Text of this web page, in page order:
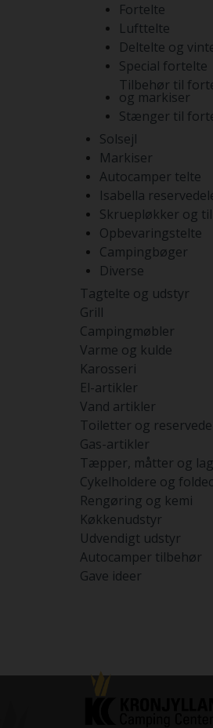
Fortelte
Lufttelte
Deltelte og
Special fortelte
Tilbehør til
og markiser
Stænger til
Solsejl
Markiser
Autocamper telte
Isabella
Skruepløkker og
Opbevaringstelte
Campingbøger
Diverse
Tagtelte og udstyr
Grill
Campingmøbler
Varme og kulde
Karosseri
El-artikler
Vand artikler
Toiletter og
Gas-artikler
Tæpper, måtter og
Cykelholdere og
Rengøring og kemi
Køkkenudstyr
Udvendigt udstyr
Autocamper tilbehør
Gave ideer